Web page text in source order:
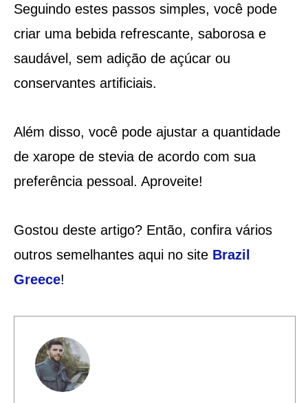
Seguindo estes passos simples, você pode
criar uma bebida refrescante, saborosa e
saudável, sem adição de açúcar ou
conservantes artificiais.
Além disso, você pode ajustar a quantidade
de xarope de stevia de acordo com sua
preferência pessoal. Aproveite!
Gostou deste artigo? Então, confira vários
outros semelhantes aqui no site Brazil
Greece!